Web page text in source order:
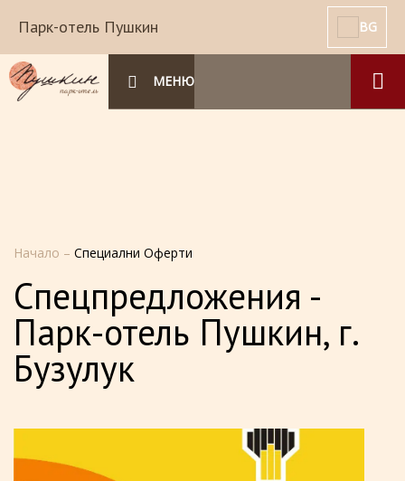
Парк-отель Пушкин BG
МЕНЮ
Начало – Специални Оферти
Спецпредложения -
Парк-отель Пушкин, г.
Бузулук